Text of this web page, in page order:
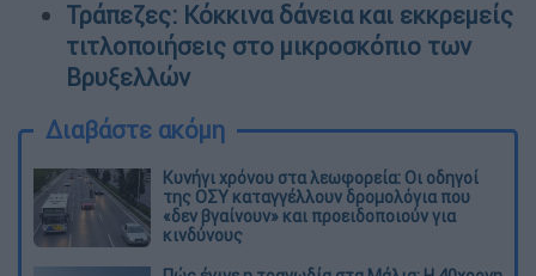
Τράπεζες: Κόκκινα δάνεια και εκκρεμείς
τιτλοποιήσεις στο μικροσκόπιο των
Βρυξελλών
Διαβάστε ακόμη
Κυνήγι χρόνου στα λεωφορεία: Οι οδηγοί
της ΟΣΥ καταγγέλλουν δρομολόγια που
«δεν βγαίνουν» και προειδοποιούν για
κινδύνους